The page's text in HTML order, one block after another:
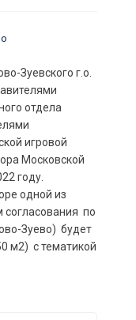
Зуевского г.о.
отдела
игровой
Московской
году.
одной из
согласования по
Зуево) будет
м2) с тематикой